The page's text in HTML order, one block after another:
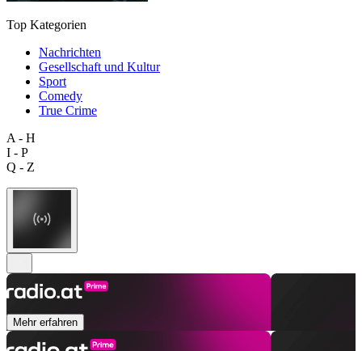
Top Kategorien
Nachrichten
Gesellschaft und Kultur
Sport
Comedy
True Crime
A - H
I - P
Q - Z
Mehr erfahren